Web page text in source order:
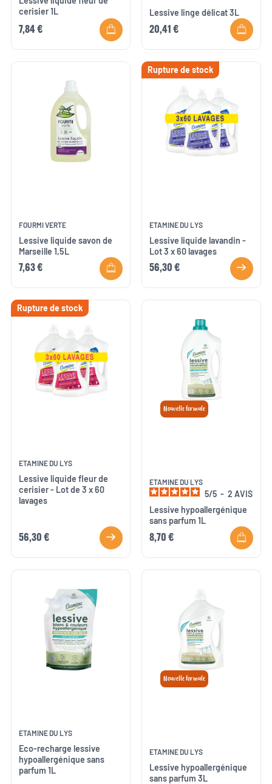
cerisier 1L
7,84 €
Lessive linge délicat 3L
20,41 €
FOURMI VERTE
Lessive liquide savon de
Marseille 1,5L
7,63 €
Rupture de stock
ETAMINE DU LYS
Lessive liquide lavandin -
Lot 3 x 60 lavages
56,30 €
Rupture de stock
ETAMINE DU LYS
Lessive liquide fleur de
cerisier - Lot de 3 x 60
lavages
56,30 €
Nouvelle formule
ETAMINE DU LYS
5/5 - 2AVIS
Lessive hypoallergénique
sans parfum 1L
8,70 €
ETAMINE DU LYS
Eco-recharge lessive
hypoallergénique sans
parfum 1L
Nouvelle formule
ETAMINE DU LYS
Lessive hypoallergénique
sans parfum 3L